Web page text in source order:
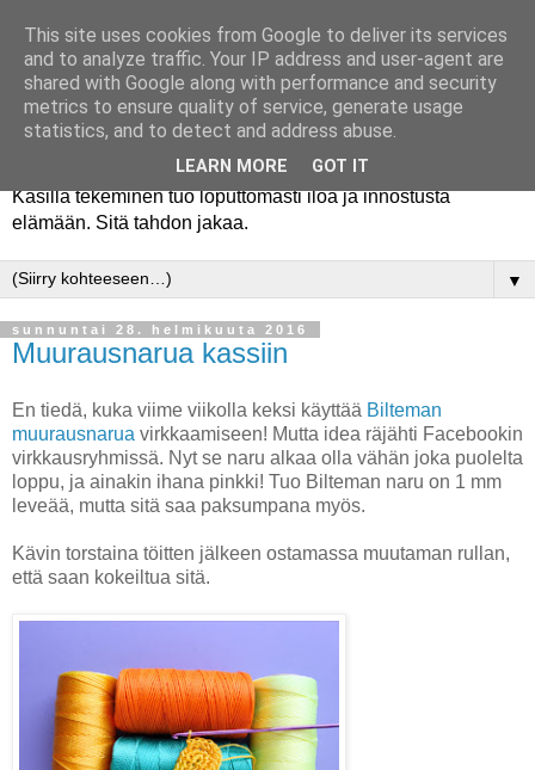
Käsillä tekeminen tuo loputtomasti iloa ja innostusta
elämään. Sitä tahdon jakaa.
▼
sunnuntai 28. helmikuuta 2016
Muurausnarua kassiin
En tiedä, kuka viime viikolla keksi käyttää Bilteman
muurausnarua virkkaamiseen! Mutta idea räjähti Facebookin
virkkausryhmissä. Nyt se naru alkaa olla vähän joka puolelta
loppu, ja ainakin ihana pinkki! Tuo Bilteman naru on 1 mm
leveää, mutta sitä saa paksumpana myös.
Kävin torstaina töitten jälkeen ostamassa muutaman rullan,
että saan kokeiltua sitä.
This site uses cookies from Google to deliver its services
and to analyze traffic. Your IP address and user-agent are
shared with Google along with performance and security
metrics to ensure quality of service, generate usage
statistics, and to detect and address abuse.
LEARN MORE GOT IT